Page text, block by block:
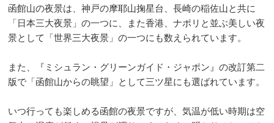
函館山の夜景は、神戸の摩耶山掬星台、長崎の稲佐山と共に
「日本三大夜景」の一つに、また香港、ナポリと並ぶ美しい夜
景として「世界三大夜景」の一つにも数えられています。
また、『ミシュラン・グリーンガイド・ジャポン』の改訂第二
版で「函館山からの眺望」として三ツ星にも選ばれています。
いつ行っても楽しめる函館の夜景ですが、気温が低い時期は空